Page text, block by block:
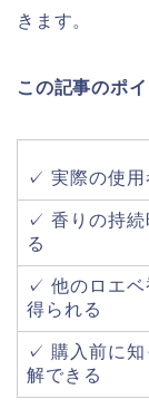
きます。
この記事のポイ
✓ 実際の使用
✓ 香りの持続
る
✓ 他のロエベ
得られる
✓ 購入前に知
解できる